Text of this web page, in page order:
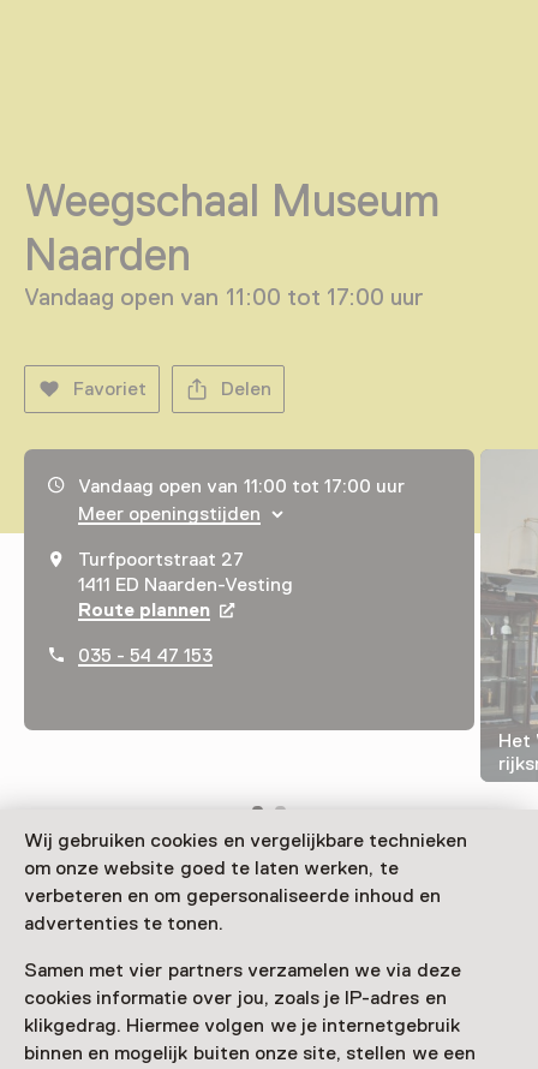
Wij gebruiken cookies en vergelijkbare technieken
om onze website goed te laten werken, te
verbeteren en om gepersonaliseerde inhoud en
advertenties te tonen.
Samen met vier partners verzamelen we via deze
cookies informatie over jou, zoals je IP-adres en
klikgedrag. Hiermee volgen we je internetgebruik
binnen en mogelijk buiten onze site, stellen we een
Weegschaal Museum
Naarden
Vandaag open van 11:00 tot 17:00 uur
Favoriet Delen
Openingstijden, adres & telefoonnummer
Vandaag open van 11:00 tot 17:00 uur
Meer openingstijden
Turfpoortstraat 27
1411 ED Naarden-Vesting
Route plannen Opent in een nieuw tabblad
035 - 54 47 153
Het
Wat is ijken precies en wat heeft Napoleon hiermee te
maken? En is op de maan een kilo nog een kilo? In het
ontstaansgeschiedenis van meten en wegen.
Verder lezen